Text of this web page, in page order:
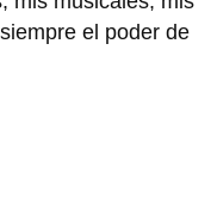
el poder de